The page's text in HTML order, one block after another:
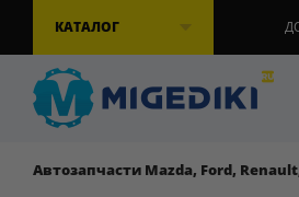
КАТАЛОГ
Автозапчасти Mazda, Ford,